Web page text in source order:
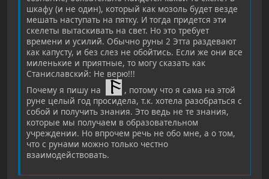
шкафу (и не один), который как мозоль будет везде
мешать наступать на пятку. И тогда придется эти
скелеты вытаскивать на свет. Но это требует
времени и усилий. Обычно руны 2 Этта раздевают
как капусту, и без слез не обойтись. Если же они все
миленькие и приятные, то могу сказать как
Станиславский: Не верю!!!
Почему я пишу на
, потому что я сама на этой
руне целый год просидела, т.к. хотела разобраться с
собой и получить знания. Это ведь не те знания,
которые мы получаем в образовательном
учреждении. Но впрочем речь не обо мне, а о том,
что с рунами можно только честно
взаимодействовать.